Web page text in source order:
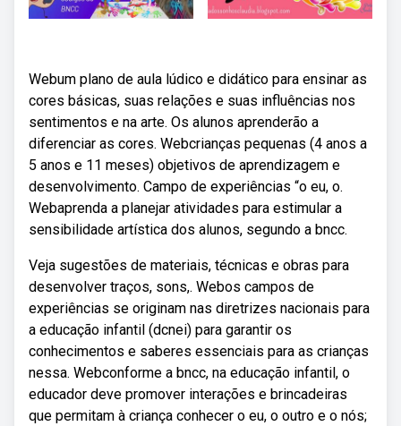
Webum plano de aula lúdico e didático para ensinar as
cores básicas, suas relações e suas influências nos
sentimentos e na arte. Os alunos aprenderão a
diferenciar as cores. Webcrianças pequenas (4 anos a
5 anos e 11 meses) objetivos de aprendizagem e
desenvolvimento. Campo de experiências “o eu, o.
Webaprenda a planejar atividades para estimular a
sensibilidade artística dos alunos, segundo a bncc.
Veja sugestões de materiais, técnicas e obras para
desenvolver traços, sons,. Webos campos de
experiências se originam nas diretrizes nacionais para
a educação infantil (dcnei) para garantir os
conhecimentos e saberes essenciais para as crianças
nessa. Webconforme a bncc, na educação infantil, o
educador deve promover interações e brincadeiras
que permitam à criança conhecer o eu, o outro e o nós;